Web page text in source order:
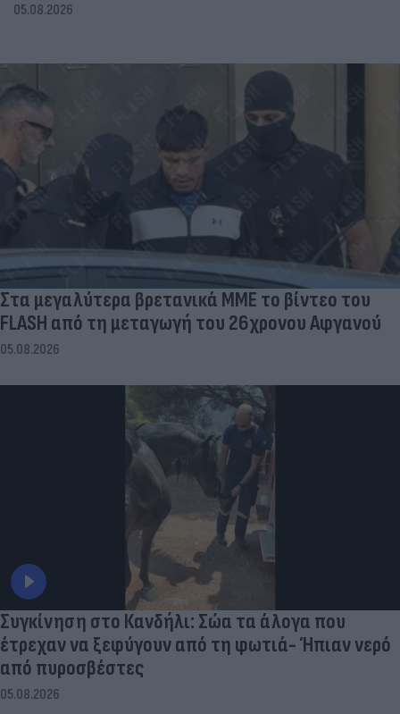
05.08.2026
Στα μεγαλύτερα βρετανικά ΜΜΕ το βίντεο του
FLASH από τη μεταγωγή του 26χρονου Αφγανού
05.08.2026
Συγκίνηση στο Κανδήλι: Σώα τα άλογα που
έτρεχαν να ξεφύγουν από τη φωτιά- Ήπιαν νερό
από πυροσβέστες
05.08.2026